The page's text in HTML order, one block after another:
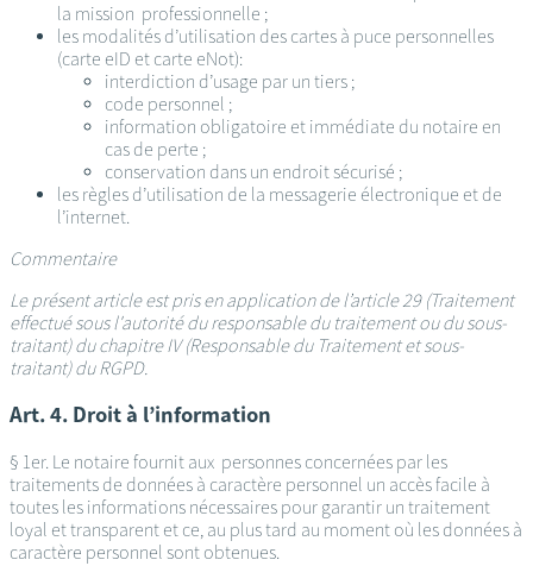
la mission professionnelle ;
les modalités d’utilisation des cartes à puce personnelles
(carte eID et carte eNot):
interdiction d’usage par un tiers ;
code personnel ;
information obligatoire et immédiate du notaire en
cas de perte ;
conservation dans un endroit sécurisé ;
les règles d’utilisation de la messagerie électronique et de
l’internet.
Commentaire
Le présent article est pris en application de l’article 29 (Traitement
effectué sous l'autorité du responsable du traitement ou du sous-
traitant) du chapitre IV (Responsable du Traitement et sous-
traitant) du RGPD.
Art. 4. Droit à l’information
§ 1er. Le notaire fournit aux personnes concernées par les
traitements de données à caractère personnel un accès facile à
toutes les informations nécessaires pour garantir un traitement
loyal et transparent et ce, au plus tard au moment où les données à
caractère personnel sont obtenues.